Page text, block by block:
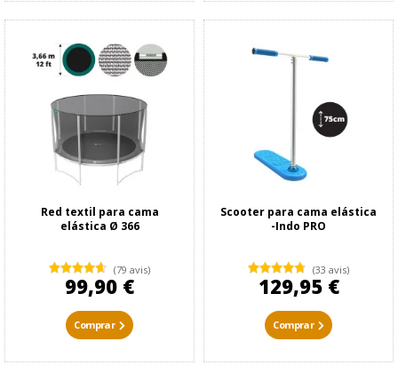
Red textil para cama
elástica Ø 366
(79 avis)
99,90 €
Comprar
Scooter para cama elástica
-Indo PRO
(33 avis)
129,95 €
Comprar